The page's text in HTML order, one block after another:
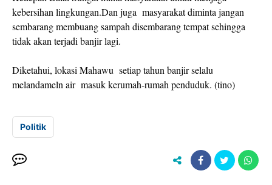
kebersihan lingkungan.Dan juga masyarakat diminta jangan
sembarang membuang sampah disembarang tempat sehingga
tidak akan terjadi banjir lagi.
Diketahui, lokasi Mahawu setiap tahun banjir selalu
melandameln air masuk kerumah-rumah penduduk. (tino)
Politik